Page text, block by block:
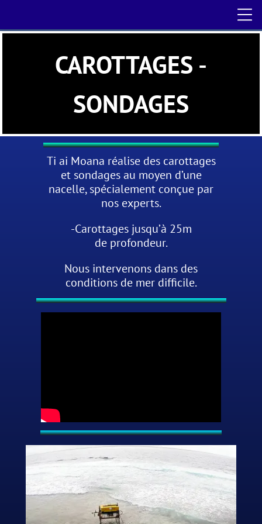
CAROTTAGES -
SONDAGES
Ti ai Moana réalise des carottages
et sondages au moyen d’une
nacelle, spécialement conçue par
nos experts.
-Carottages jusqu’à 25m
de profondeur.
Nous intervenons dans des
conditions de mer difficile.